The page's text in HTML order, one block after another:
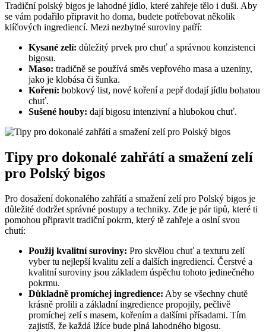
Tradiční polský bigos je lahodné jídlo, které zahřeje tělo i duši. Aby
se vám podařilo připravit ho doma, budete potřebovat několik
klíčových ingrediencí. Mezi nezbytné suroviny patří:
Kysané zelí: důležitý prvek pro chuť a správnou konzistenci
bigosu.
Maso: tradičně se používá směs vepřového masa a uzeniny,
jako je klobása či šunka.
Koření: bobkový list, nové koření a pepř dodají jídlu bohatou
chuť.
Sušené houby: dají bigosu intenzivní a hlubokou chuť.
Tipy pro dokonalé zahřátí a smažení zelí
pro Polský bigos
Pro dosažení dokonalého zahřátí a smažení zelí pro Polský bigos je
důležité dodržet správné postupy a techniky. Zde je pár tipů, které ti
pomohou připravit tradiční pokrm, který tě zahřeje a oslní svou
chutí:
Použij kvalitní suroviny: Pro skvělou chuť a texturu zelí
vyber tu nejlepší kvalitu zelí a dalších ingrediencí. Čerstvé a
kvalitní suroviny jsou základem úspěchu tohoto jedinečného
pokrmu.
Důkladně promíchej ingredience: Aby se všechny chutě
krásně prolili a základní ingredience propojily, pečlivě
promíchej zelí s masem, kořením a dalšími přísadami. Tím
zajistíš, že každá lžíce bude plná lahodného bigosu.